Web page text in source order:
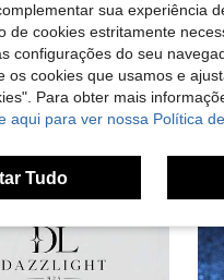
sua experiência
de cookies estritamente
configurações do seu
cookies que usamos e
Para obter mais
aqui para ver nossa Política
Tudo